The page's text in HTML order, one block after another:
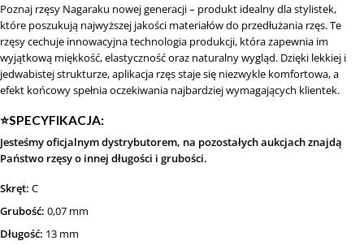
Poznaj rzęsy Nagaraku nowej generacji – produkt idealny dla stylistek,
które poszukują najwyższej jakości materiałów do przedłużania rzęs. Te
rzęsy cechuje innowacyjna technologia produkcji, która zapewnia im
wyjątkową miękkość, elastyczność oraz naturalny wygląd. Dzięki lekkiej i
jedwabistej strukturze, aplikacja rzęs staje się niezwykle komfortowa, a
efekt końcowy spełnia oczekiwania najbardziej wymagających klientek.
⭐️SPECYFIKACJA:
Jesteśmy oficjalnym dystrybutorem, na pozostałych aukcjach znajdą
Państwo rzęsy o innej długości i grubości.
Skręt: C
Grubość: 0,07 mm
Długość: 13 mm